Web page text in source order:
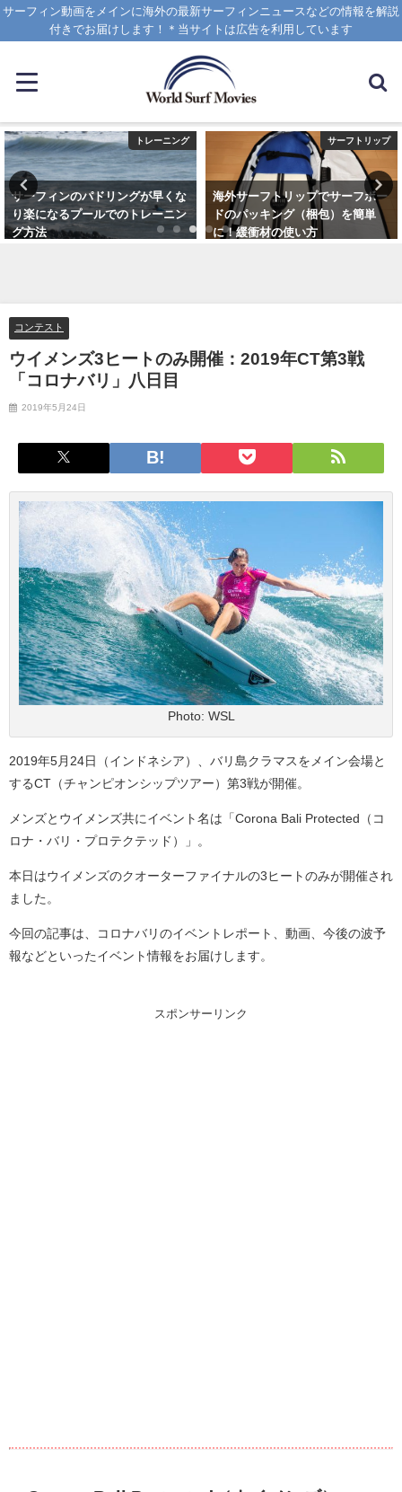
サーフィン動画をメインに海外の最新サーフィンニュースなどの情報を解説
付きでお届けします！＊当サイトは広告を利用しています
トレーニング
サーフィンのパドリングが早くな
り楽になるプールでのトレーニン
グ方法
サーフトリップ
海外サーフトリップでサーフボー
ドのパッキング（梱包）を簡単
に！緩衝材の使い方
コンテスト
ウイメンズ3ヒートのみ開催：2019年CT第3戦
「コロナバリ」八日目
2019年5月24日
Photo: WSL
2019年5月24日（インドネシア）、バリ島クラマスをメイン会場と
するCT（チャンピオンシップツアー）第3戦が開催。
メンズとウイメンズ共にイベント名は「Corona Bali Protected（コ
ロナ・バリ・プロテクテッド）」。
本日はウイメンズのクオーターファイナルの3ヒートのみが開催され
ました。
今回の記事は、コロナバリのイベントレポート、動画、今後の波予
報などといったイベント情報をお届けします。
スポンサーリンク